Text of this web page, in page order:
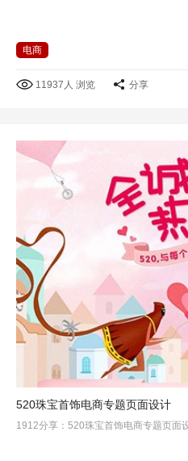
电商
11937人 浏览 分享
520珠宝首饰电商专题页面设计
1912分享：520珠宝首饰电商专题页面